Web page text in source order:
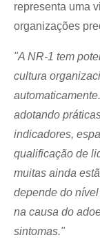
representa uma
organizações
"A NR-1 tem
cultura
adotando
indicadores,
qualificação de
muitas ainda
depende do
na causa do
sintomas."